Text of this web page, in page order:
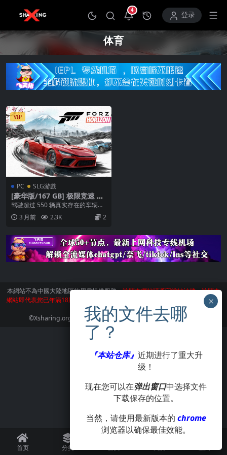
4
打开通知中心登录
体育
VIP
PC SLG游戲
[豪华版/167 GB] 极限竞速 地
平线6 Forza Horizon 6
驾驶超过 550 辆真实存在的车辆，
探索日本的绝美风光，在地平线嘉
年华成为竞速传...
3 月前 2.3K 2
本網站不為中國大陸地區的用戶提供服務。訪問本網站請遵守當地法律。訪問本
網站即代表您已年滿18周歲。本站所有作品版權歸著作人所有，僅供學習交流使
用，請在24小時内刪除。
©Xsharing.org CopyRight 1999-2024 . All Rights Reserved.
首页 分类
『本站仓库』 近期进行了重大升
级！
现在您可以在弹出窗口中选择文件
下载保存的位置。
当然，请使用最新版本的 chrome
浏览器以确保最佳效能。